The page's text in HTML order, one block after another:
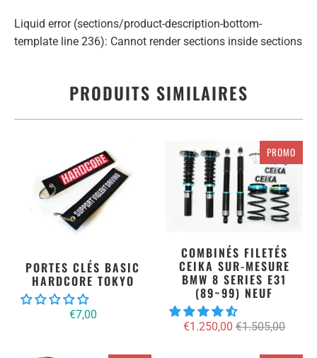
Liquid error (sections/product-description-bottom-
template line 236): Cannot render sections inside sections
PRODUITS SIMILAIRES
PORTES CLÉS BASIC
HARDCORE TOKYO
€7,00
PROMO
COMBINÉS FILETÉS
CEIKA SUR-MESURE
BMW 8 SERIES E31
(89~99) NEUF
€1.250,00 €1.505,00